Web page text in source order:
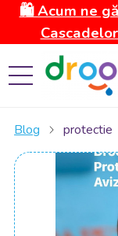
🛍️ Acum ne
Blog protectie